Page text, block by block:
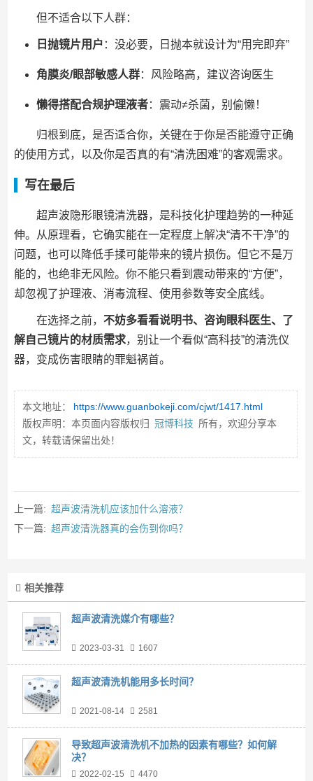
但不适合以下人群：
日抛镜片用户 ：没必要，日抛本就设计为“用完即弃”
角膜炎/眼部敏感人群：风险略高，建议咨询医生
懒得搭配合规护理液者：震动≠杀菌，别偷懒！
归根到底，是否适合你，关键在于你是否能遵守正确
的使用方式，以及你是否真的有“清洗困难”的客观需求。
写在最后
超声波隐形眼镜清洗器，是科技化护理趋势的一种延
伸。从原理看，它确实能在一定程度上解决“清不干净”的
问题，也可以降低手揉可能带来的镜片损伤。但它不是万
能的，也绝非无风险。你不能只看到震动带来的“方便”，
却忽视了护理液、消毒流程、使用参数等安全底线。
在选择之前， 不妨多看看说明书、咨询眼科医生、了
解自己镜片的材质需求，别让一个看似“高科技”的清洗仪
器，变成伤害眼睛的罪魁祸首。
本文地址：
https://www.guanbokeji.com/cjwt/1417.html
版权声明：本页面内容版权归 冠博科技 所有，欢迎分享本
文，转载请保留出处！
上一篇: 超声波清洗机应该加什么溶液？
下一篇: 超声波清洗器真的会伤到你吗？
相关推荐
超声波清洗媒介有哪些？
2023-03-31 1607
超声波清洗机能用多长时间？
2021-08-14 2581
导致超声波清洗机不加热的因素有哪些？如何解
决？
2022-02-15 4470